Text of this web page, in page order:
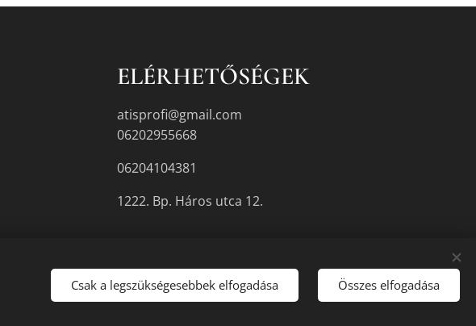
ELÉRHETŐSÉGEK
atisprofi@gmail.com
06202955668
06204104381
1222. Bp. Háros utca 12.
elérhetőségek egyikén. Sütik
Csak a legszükségesebbek elfogadása Összes elfogadása